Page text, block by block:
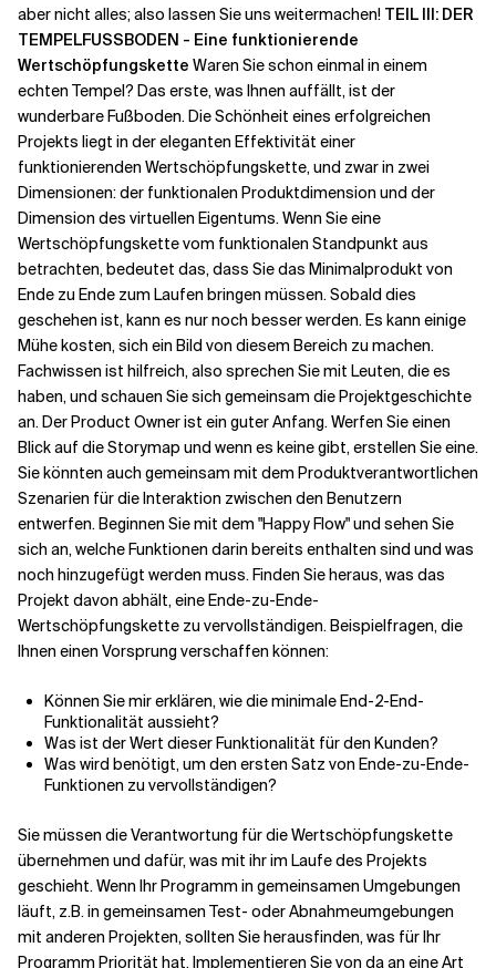
aber nicht alles; also lassen Sie uns weitermachen! TEIL III: DER
TEMPELFUSSBODEN - Eine funktionierende
Wertschöpfungskette Waren Sie schon einmal in einem
echten Tempel? Das erste, was Ihnen auffällt, ist der
wunderbare Fußboden. Die Schönheit eines erfolgreichen
Projekts liegt in der eleganten Effektivität einer
funktionierenden Wertschöpfungskette, und zwar in zwei
Dimensionen: der funktionalen Produktdimension und der
Dimension des virtuellen Eigentums. Wenn Sie eine
Wertschöpfungskette vom funktionalen Standpunkt aus
betrachten, bedeutet das, dass Sie das Minimalprodukt von
Ende zu Ende zum Laufen bringen müssen. Sobald dies
geschehen ist, kann es nur noch besser werden. Es kann einige
Mühe kosten, sich ein Bild von diesem Bereich zu machen.
Fachwissen ist hilfreich, also sprechen Sie mit Leuten, die es
haben, und schauen Sie sich gemeinsam die Projektgeschichte
an. Der Product Owner ist ein guter Anfang. Werfen Sie einen
Blick auf die Storymap und wenn es keine gibt, erstellen Sie eine.
Sie könnten auch gemeinsam mit dem Produktverantwortlichen
Szenarien für die Interaktion zwischen den Benutzern
entwerfen. Beginnen Sie mit dem "Happy Flow" und sehen Sie
sich an, welche Funktionen darin bereits enthalten sind und was
noch hinzugefügt werden muss. Finden Sie heraus, was das
Projekt davon abhält, eine Ende-zu-Ende-
Wertschöpfungskette zu vervollständigen. Beispielfragen, die
Ihnen einen Vorsprung verschaffen können:
Können Sie mir erklären, wie die minimale End-2-End-
Funktionalität aussieht?
Was ist der Wert dieser Funktionalität für den Kunden?
Was wird benötigt, um den ersten Satz von Ende-zu-Ende-
Funktionen zu vervollständigen?
Sie müssen die Verantwortung für die Wertschöpfungskette
übernehmen und dafür, was mit ihr im Laufe des Projekts
geschieht. Wenn Ihr Programm in gemeinsamen Umgebungen
läuft, z.B. in gemeinsamen Test- oder Abnahmeumgebungen
mit anderen Projekten, sollten Sie herausfinden, was für Ihr
Programm Priorität hat. Implementieren Sie von da an eine Art